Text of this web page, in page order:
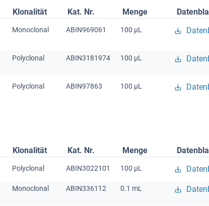
Klonalität Kat. Nr. Menge
Monoclonal ABIN969061 100 μL
Polyclonal ABIN3181974 100 μL
Polyclonal ABIN97863 100 μL
Klonalität Kat. Nr. Menge
Polyclonal ABIN3022101 100 μL
Monoclonal ABIN336112 0.1 mL